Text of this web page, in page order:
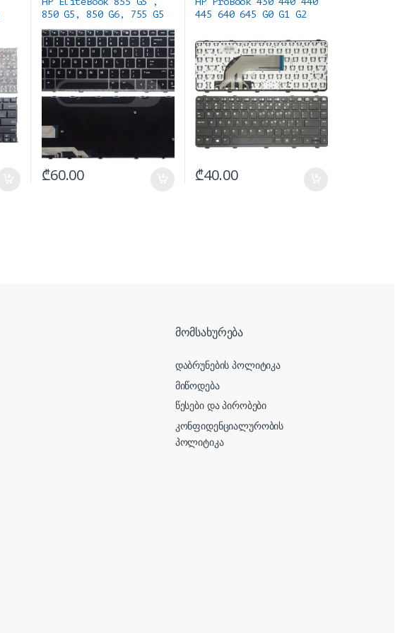
850 G5, 850 G6, 755 G5
Keyboard NO backlight
განათების გარეშე
₾60.00
445 640 645 G0 G1 G2
₾40.00
მომსახურება
დაბრუნების პოლიტიკა
მიწოდება
წესები და პირობები
კონფიდენციალურობის
პოლიტიკა